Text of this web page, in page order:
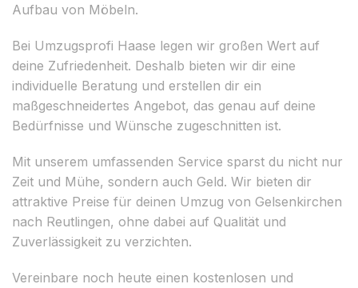
Aufbau von Möbeln.
Bei Umzugsprofi Haase legen wir großen Wert auf
deine Zufriedenheit. Deshalb bieten wir dir eine
individuelle Beratung und erstellen dir ein
maßgeschneidertes Angebot, das genau auf deine
Bedürfnisse und Wünsche zugeschnitten ist.
Mit unserem umfassenden Service sparst du nicht nur
Zeit und Mühe, sondern auch Geld. Wir bieten dir
attraktive Preise für deinen Umzug von Gelsenkirchen
nach Reutlingen, ohne dabei auf Qualität und
Zuverlässigkeit zu verzichten.
Vereinbare noch heute einen kostenlosen und